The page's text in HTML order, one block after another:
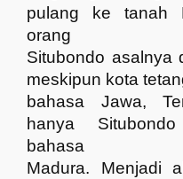
pulang ke tanah
orang
Situbondo asalnya
meskipun kota
bahasa Jawa,
hanya
bahasa
Madura. Menjadi